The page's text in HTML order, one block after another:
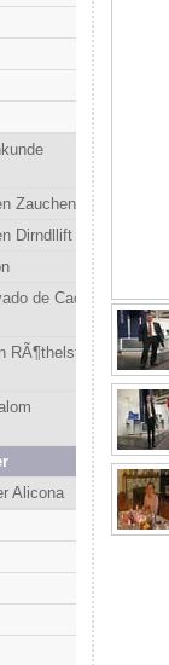
Zauchensee
Dirndllift
de Cachi -
RÃ¶thelstein
Alicona